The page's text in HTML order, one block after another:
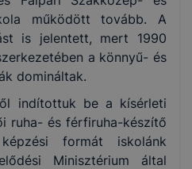
működött tovább. A
is jelentett, mert 1990
a könnyű- és
domináltak.
indítottuk be a kísérleti
ruha- és férfiruha-készítő
formát iskolánk
Minisztérium által